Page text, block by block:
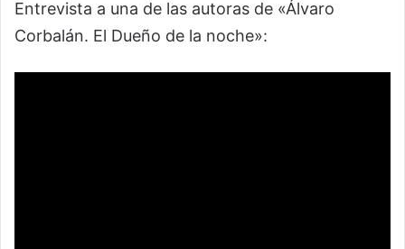
Entrevista a una de las autoras de «Álvaro
Corbalán. El Dueño de la noche»: